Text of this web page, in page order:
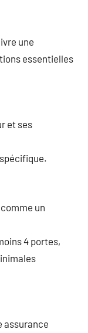
une
essentielles
et ses
un
4 portes,
assurance